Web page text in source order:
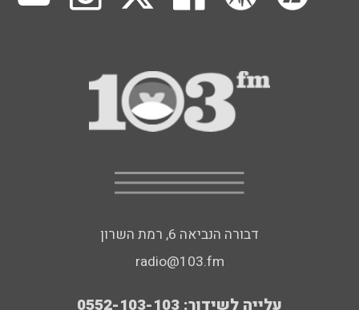
דבורה הנביאה 6, רמת השרון
radio@103.fm
עלייה לשידור: 0552-103-103